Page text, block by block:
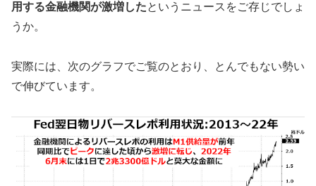
用する金融機関が激増したというニュースをご存じでしょ
うか。
実際には、次のグラフでご覧のとおり、とんでもない勢い
で伸びています。